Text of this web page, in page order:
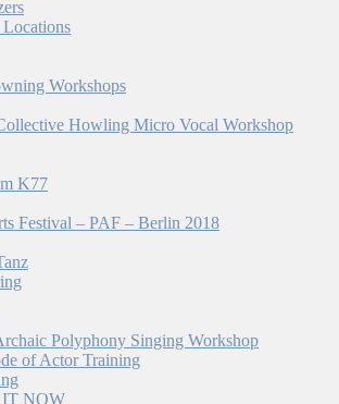
Workshops
Howling Micro Vocal Workshop
K77
Festival – PAF – Berlin 2018
Polyphony Singing Workshop
of Actor Training
NOW